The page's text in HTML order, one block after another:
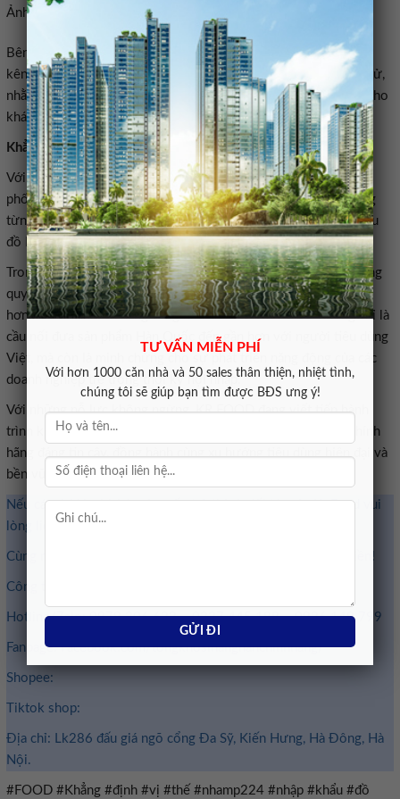
TƯ VẤN MIỄN PHÍ
Với hơn 1000 căn nhà và 50 sales thân thiện, nhiệt tình,
chúng tôi sẽ giúp bạn tìm được BĐS ưng ý!
Ảnh: KR FOOD.
Bên cạnh đó, KR FOOD cũng đẩy mạnh phát triển hệ thống đa
kênh, kết hợp giữa bán hàng truyền thống và thương mại điện tử,
nhằm mang đến trải nghiệm mua sắm tiện lợi và hiệu quả nhất cho
phối rộng khắp và chiến lược phát triển rõ ràng, KR FOOD đang
từng bước khẳng định vị thế của mình trên thị trường nhập khẩu
quy mô, nâng cao chất lượng dịch vụ và mang đến nhiều giá trị
hơn nữa cho khách hàng cũng như đối tác. KR FOOD không chỉ là
cầu nối đưa sản phẩm Hàn Quốc đến gần hơn với người tiêu dùng
Việt, mà còn là minh chứng cho sự phát triển năng động của các
trình khẳng định thương hiệu – một nhà nhập khẩu đồ Hàn chính
hãng đáng tin cậy, đồng hành cùng xu hướng tiêu dùng hiện đại và
‏ ‏
#FOOD #Khẳng #định #vị #thế #nhamp224 #nhập #khẩu #đồ